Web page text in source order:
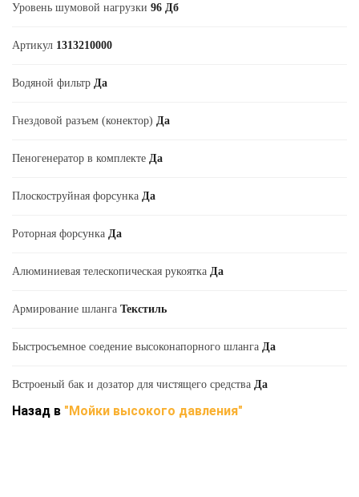
Уровень шумовой нагрузки 96 Дб
Артикул 1313210000
Водяной фильтр Да
Гнездовой разъем (конектор) Да
Пеногенератор в комплекте Да
Плоскоструйная форсунка Да
Роторная форсунка Да
Алюминиевая телескопическая рукоятка Да
Армирование шланга Текстиль
Быстросъемное соедение высоконапорного шланга Да
Встроеный бак и дозатор для чистящего средства Да
Назад в "Мойки высокого давления"